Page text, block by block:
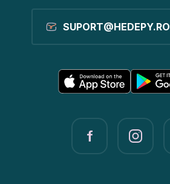
SUPORT@HEDEPY.RO